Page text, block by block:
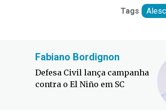
Tags Alesc
Fabiano Bordignon
Defesa Civil lança campanha
contra o El Niño em SC